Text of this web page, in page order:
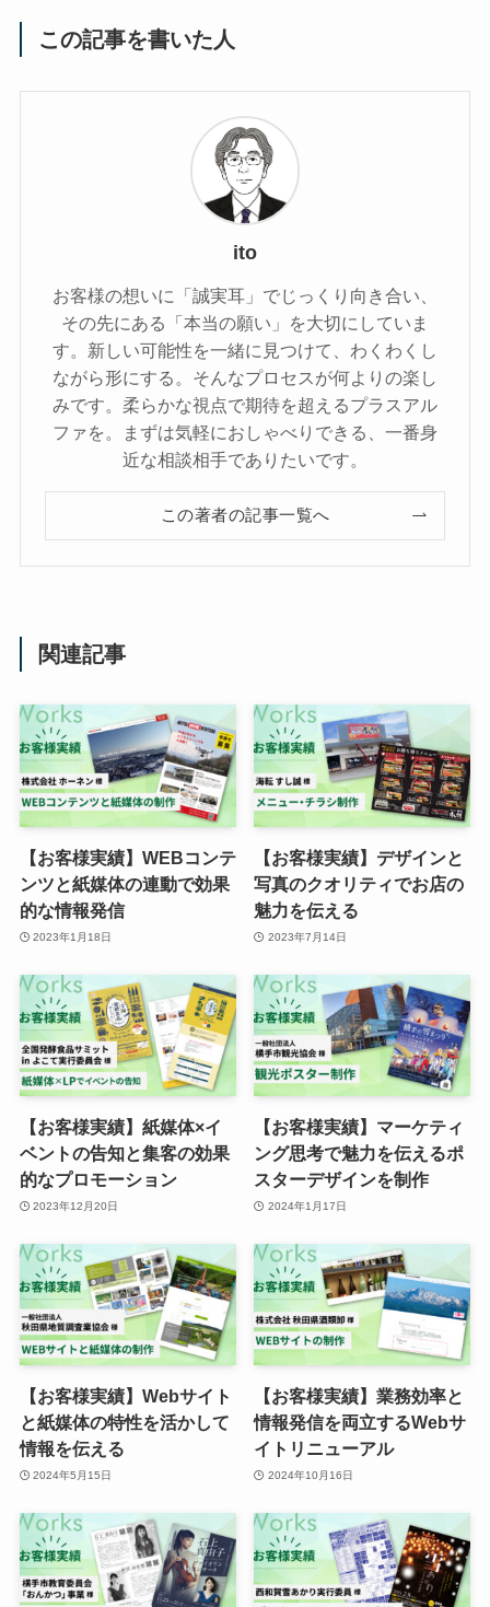
この記事を書いた人
ito
お客様の想いに「誠実耳」でじっくり向き合い、
その先にある「本当の願い」を大切にしていま
す。新しい可能性を一緒に見つけて、わくわくし
ながら形にする。そんなプロセスが何よりの楽し
みです。柔らかな視点で期待を超えるプラスアル
ファを。まずは気軽におしゃべりできる、一番身
近な相談相手でありたいです。
この著者の記事一覧へ
関連記事
【お客様実績】WEBコンテ
ンツと紙媒体の連動で効果
的な情報発信
2023年1月18日
【お客様実績】デザインと
写真のクオリティでお店の
魅力を伝える
2023年7月14日
【お客様実績】紙媒体×イ
ベントの告知と集客の効果
的なプロモーション
2023年12月20日
【お客様実績】マーケティ
ング思考で魅力を伝えるポ
スターデザインを制作
2024年1月17日
【お客様実績】Webサイト
と紙媒体の特性を活かして
情報を伝える
2024年5月15日
【お客様実績】業務効率と
情報発信を両立するWebサ
イトリニューアル
2024年10月16日